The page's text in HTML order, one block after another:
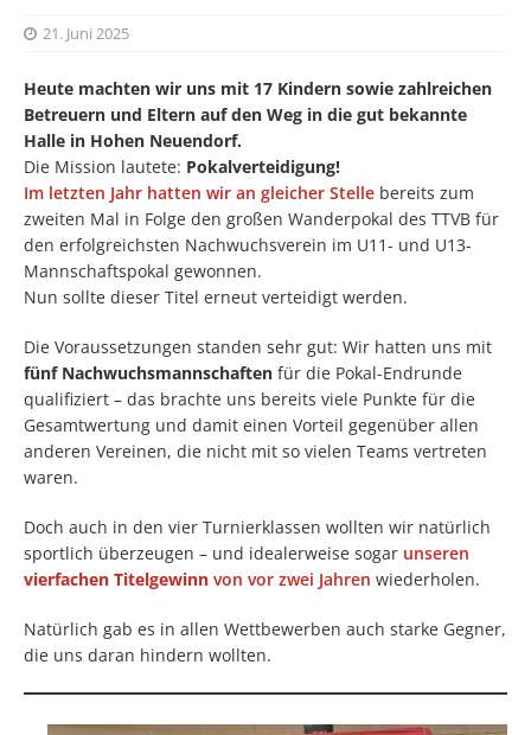
21. Juni 2025
Heute machten wir uns mit 17 Kindern sowie zahlreichen
Betreuern und Eltern auf den Weg in die gut bekannte
Halle in Hohen Neuendorf.
Die Mission lautete: Pokalverteidigung!
Im letzten Jahr hatten wir an gleicher Stelle bereits zum
zweiten Mal in Folge den großen Wanderpokal des TTVB für
den erfolgreichsten Nachwuchsverein im U11- und U13-
Mannschaftspokal gewonnen.
Nun sollte dieser Titel erneut verteidigt werden.
Die Voraussetzungen standen sehr gut: Wir hatten uns mit
fünf Nachwuchsmannschaften für die Pokal-Endrunde
qualifiziert – das brachte uns bereits viele Punkte für die
Gesamtwertung und damit einen Vorteil gegenüber allen
anderen Vereinen, die nicht mit so vielen Teams vertreten
waren.
Doch auch in den vier Turnierklassen wollten wir natürlich
sportlich überzeugen – und idealerweise sogar unseren
vierfachen Titelgewinn von vor zwei Jahren wiederholen.
Natürlich gab es in allen Wettbewerben auch starke Gegner,
die uns daran hindern wollten.